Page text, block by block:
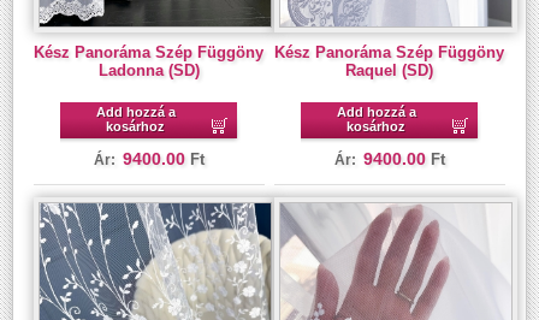
Kész Panoráma Szép Függöny
Ladonna (SD)
Add hozzá a
kosárhoz
Ár: 9400.00 Ft
Kész Panoráma Szép Függöny
Raquel (SD)
Add hozzá a
kosárhoz
Ár: 9400.00 Ft